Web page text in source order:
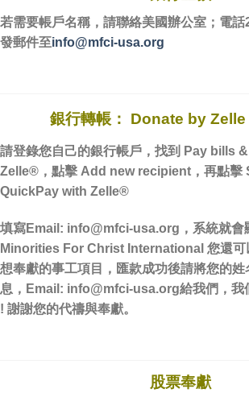
若需要帳戶名稱，請聯絡美國辦公室；電話
發郵件至info@mfci-usa.org
銀行轉帳： Donate by Zelle
請登錄您自己的銀行帳戶，找到 Pay bills
Zelle®，點擊 Add new recipient，再點擊
QuickPay with Zelle®
填寫Email: info@mfci-usa.org ，系統就
Minorities For Christ International 您還可
想奉獻的事工項目，匯款成功後請將您的
息，Email: info@mfci-usa.org給我們，我
! 謝謝您的代禱與奉獻。
股票奉獻